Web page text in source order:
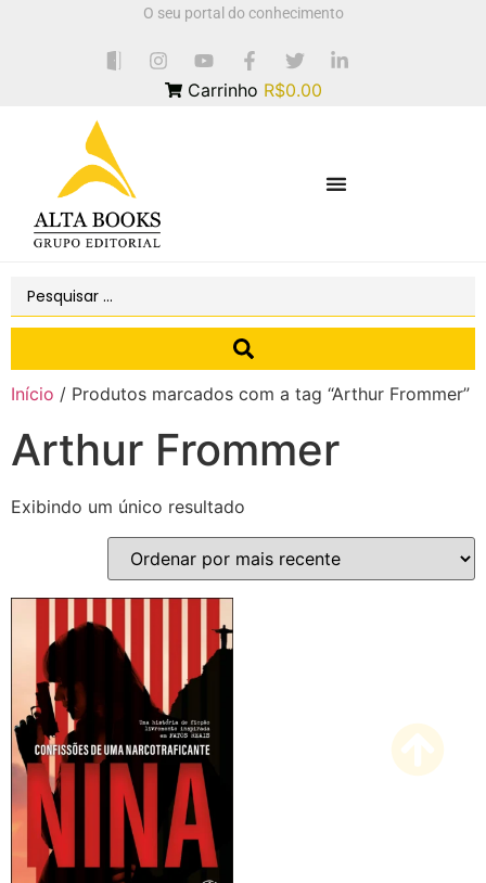
O seu portal do conhecimento
Carrinho R$0.00
Início / Produtos marcados com a tag “Arthur Frommer”
Arthur Frommer
Exibindo um único resultado